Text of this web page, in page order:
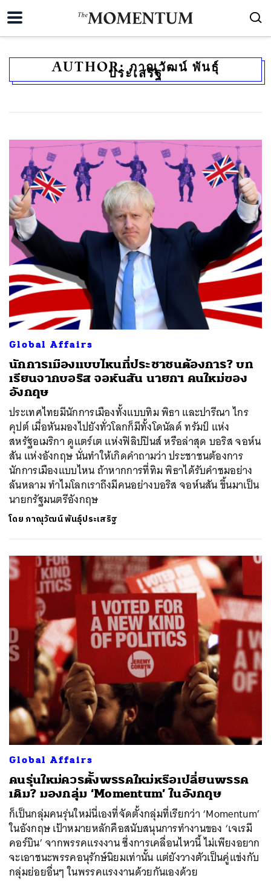
AUTHOR:ภาณุวัฒน์ พันธุ์
ประเสริฐ
Global Affairs
นักการเมืองแบบไหนที่ประชาชนต้องการ? บท
เรียนจากบอริส จอห์นสัน นายกฯ คนใหม่ของ
อังกฤษ
ประเทศไทยมีนักการเมืองทั้งแบบทิม พิธา และปารีณา ไกร
คุปต์ เมื่อหันมองไปยังทั่วโลกก็มีทั้งโดนัลด์ ทรัมป์ แห่ง
สหรัฐอเมริกา ดูแตร์เต แห่งฟิลิปปินส์ หรือล่าสุด บอริส จอห์น
สัน แห่งอังกฤษ นั่นทำให้เกิดคำถามว่า ประชาชนต้องการ
นักการเมืองแบบไหน ถ้าหากการที่ทิม พิธาได้รับคำชมอย่าง
ล้นหลาม ทำไมโลกเราถึงมีคนอย่างบอริส จอห์นสัน ขึ้นมาเป็น
นายกรัฐมนตรีอังกฤษ
โดย ภาณุวัฒน์ พันธุ์ประเสริฐ
Global Affairs
คนรุ่นใหม่ควรตั้งพรรคใหม่หรือเปลี่ยนพรรค
เดิม? มองกลุ่ม ‘Momentum’ ในอังกฤษ
ก็เป็นกลุ่มคนรุ่นใหม่นี่เองที่จัดตั้งกลุ่มที่เรียกว่า ‘Momentum’
ในอังกฤษ เป้าหมายหลักคือสนับสนุนการทำงานของ ‘เจเรมี
คอร์บิน’ จากพรรคแรงงาน ซึ่งการเคลื่อนไหวนี้ ไม่เพียงอยาก
จะเอาชนะพรรคอนุรักษ์นิยมเท่านั้น แต่ยังวางตัวเป็นคู่แข่งกับ
กลุ่มย่อยอื่นๆ ในพรรคแรงงานด้วยกันเองด้วย